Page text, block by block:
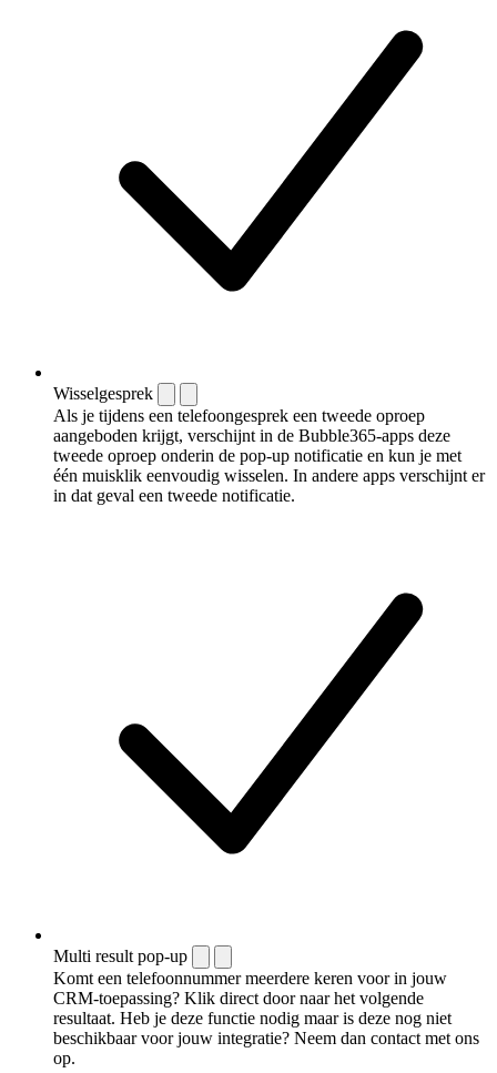
Wisselgesprek
Als je tijdens een telefoongesprek een tweede oproep
aangeboden krijgt, verschijnt in de Bubble365-apps deze
tweede oproep onderin de pop-up notificatie en kun je met
één muisklik eenvoudig wisselen. In andere apps verschijnt er
in dat geval een tweede notificatie.
Multi result pop-up
Komt een telefoonnummer meerdere keren voor in jouw
CRM-toepassing? Klik direct door naar het volgende
resultaat. Heb je deze functie nodig maar is deze nog niet
beschikbaar voor jouw integratie? Neem dan contact met ons
op.